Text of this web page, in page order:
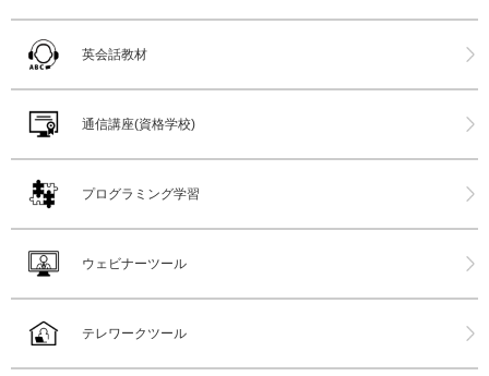
英会話教材
通信講座(資格学校)
プログラミング学習
ウェビナーツール
テレワークツール